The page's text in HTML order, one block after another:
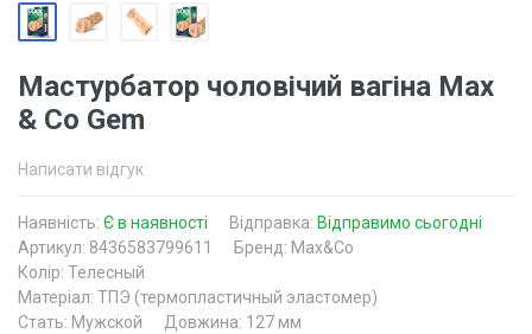
Мастурбатор чоловічий вагіна Max
& Co Gem
Написати відгук
Наявність: Є в наявності Відправка: Відправимо сьогодні
Артикул: 8436583799611
Бренд: Max&Co
Колір: Телесный
Матеріал: ТПЭ (термопластичный эластомер)
Стать: Мужской
Довжина: 127 мм